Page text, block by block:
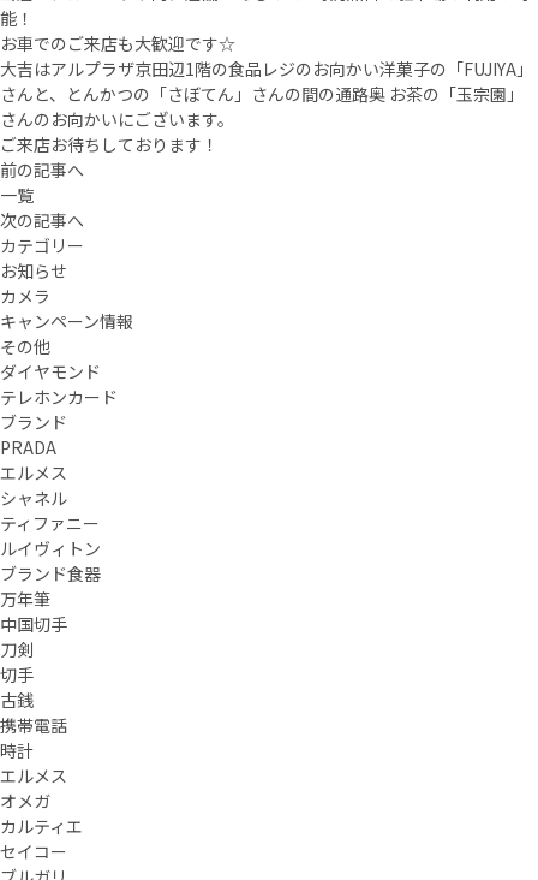
能！
お車でのご来店も大歓迎です☆
大吉はアルプラザ京田辺1階の食品レジのお向かい洋菓子の「FUJIYA」
さんと、とんかつの「さぼてん」さんの間の通路奥 お茶の「玉宗園」
さんのお向かいにございます。
ご来店お待ちしております！
前の記事へ
一覧
次の記事へ
カテゴリー
お知らせ
カメラ
キャンペーン情報
その他
ダイヤモンド
テレホンカード
ブランド
PRADA
エルメス
シャネル
ティファニー
ルイヴィトン
ブランド食器
万年筆
中国切手
刀剣
切手
古銭
携帯電話
時計
エルメス
オメガ
カルティエ
セイコー